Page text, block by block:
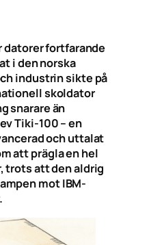
datorer fortfarande
i den norska
industrin sikte på
skoldator
snarare än
Tiki-100 – en
och uttalat
att prägla en hel
trots att den aldrig
mot IBM-